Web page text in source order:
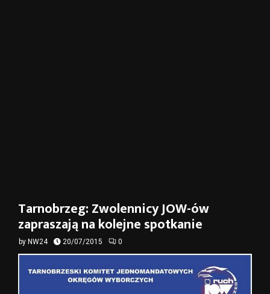
Tarnobrzeg: Zwolennicy JOW-ów
zapraszają na kolejne spotkanie
by NW24 20/07/2015 0